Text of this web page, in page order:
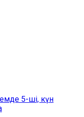
5-ші, күн